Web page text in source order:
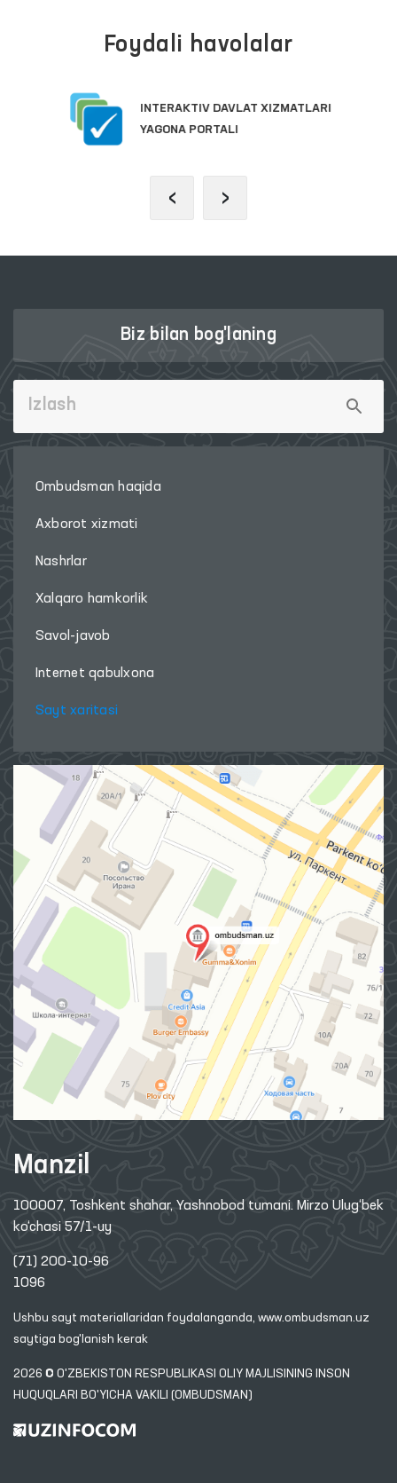
Foydali havolalar
INTERAKTIV DAVLAT XIZMATLARI
YAGONA PORTALI
‹ ›
Biz bilan bog'laning
Ombudsman haqida
Axborot xizmati
Nashrlar
Xalqaro hamkorlik
Savol-javob
Internet qabulxona
Sayt xaritasi
Manzil
100007, Toshkent shahar, Yashnobod tumani. Mirzo Ulug‘bek
ko‘chasi 57/1-uy
(71) 200-10-96
1096
Ushbu sayt materiallaridan foydalanganda, www.ombudsman.uz
saytiga bog'lanish kerak
2026 © O'ZBEKISTON RESPUBLIKASI OLIY MAJLISINING INSON
HUQUQLARI BO'YICHA VAKILI (OMBUDSMAN)